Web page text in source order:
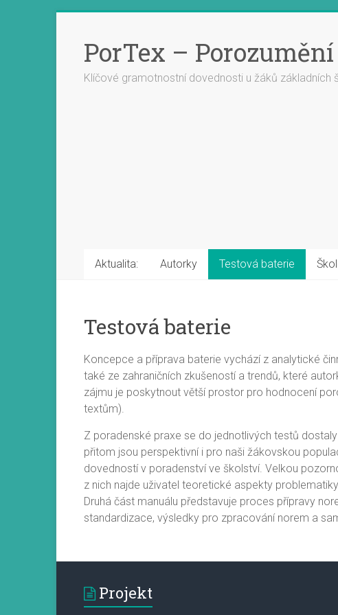
PorTex –
Klíčové gramotnostní dovednosti u žáků základních
Aktualita: Autorky Testová baterie
Testová baterie
Koncepce a příprava baterie vychází z analytické
také ze zahraničních zkušeností a trendů, které
zájmu je poskytnout větší prostor pro hodnocení
textům).
Z poradenské praxe se do jednotlivých testů
přitom jsou perspektivní i pro naši žákovskou
dovedností v poradenství ve školství. Velkou
z nich najde uživatel teoretické aspekty
Druhá část manuálu představuje proces přípravy
standardizace, výsledky pro zpracování norem a
Projekt